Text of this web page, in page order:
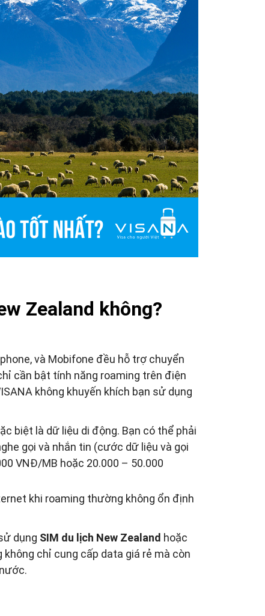
Zealand không?
và Mobifone đều hỗ trợ chuyển
cần bật tính năng roaming trên điện
không khuyến khích bạn sử dụng
biệt là dữ liệu di động. Bạn có thể phải
gọi và nhắn tin (cước dữ liệu và gọi
VNĐ/MB hoặc 20.000 – 50.000
khi roaming thường không ổn định
dụng SIM du lịch New Zealand hoặc
chỉ cung cấp data giá rẻ mà còn